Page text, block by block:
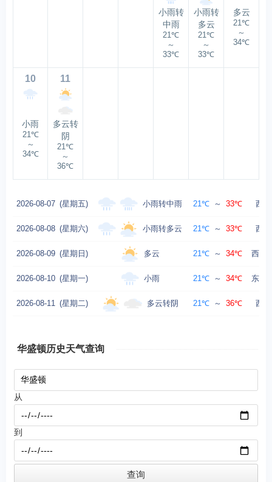
小雨转
中雨
21℃
～
33℃
小雨转
多云
21℃
～
33℃
多云
21℃
～
34℃
10
小雨
21℃
～
34℃
11
多云转
阴
21℃
～
36℃
2026-08-07 (星期五) 小雨转中雨 21℃ ～ 33℃ 西
2026-08-08 (星期六) 小雨转多云 21℃ ～ 33℃ 西
2026-08-09 (星期日) 多云 21℃ ～ 34℃ 西北
2026-08-10 (星期一) 小雨 21℃ ～ 34℃ 东南
2026-08-11 (星期二) 多云转阴 21℃ ～ 36℃ 西
华盛顿历史天气查询
从
到